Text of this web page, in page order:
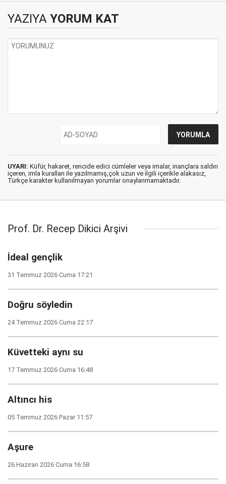
YAZIYA YORUM KAT
UYARI: Küfür, hakaret, rencide edici cümleler veya imalar, inançlara saldırı
içeren, imla kuralları ile yazılmamış,çok uzun ve ilgili içerikle alakasız,
Türkçe karakter kullanılmayan yorumlar onaylanmamaktadır.
Prof. Dr. Recep Dikici Arşivi
İdeal gençlik
31 Temmuz 2026 Cuma 17:21
Doğru söyledin
24 Temmuz 2026 Cuma 22:17
Küvetteki aynı su
17 Temmuz 2026 Cuma 16:48
Altıncı his
05 Temmuz 2026 Pazar 11:57
Aşure
26 Haziran 2026 Cuma 16:58